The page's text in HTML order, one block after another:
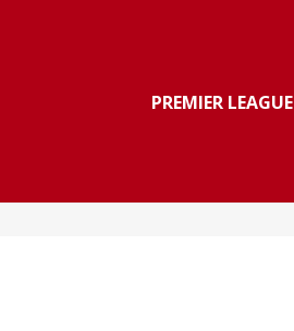
PREMIER LEAGUE